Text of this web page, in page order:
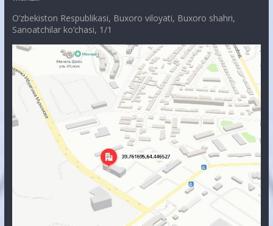
O’zbekiston Respublikasi, Buxoro viloyati, Buxoro shahri,
Sanoatchilar ko’chasi, 1/1